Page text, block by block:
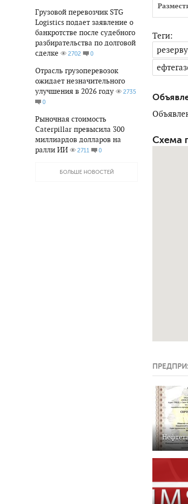
Грузовой перевозчик STG
Logistics подает заявление о
банкротстве после судебного
разбирательства по долговой
сделке
2702 0
Отрасль грузоперевозок
ожидает незначительного
улучшения в 2026 году
2735
0
Рыночная стоимость
Caterpillar превысила 300
миллиардов долларов на
ралли ИИ
2711 0
БОЛЬШЕ НОВОСТЕЙ
Теги:
Схема